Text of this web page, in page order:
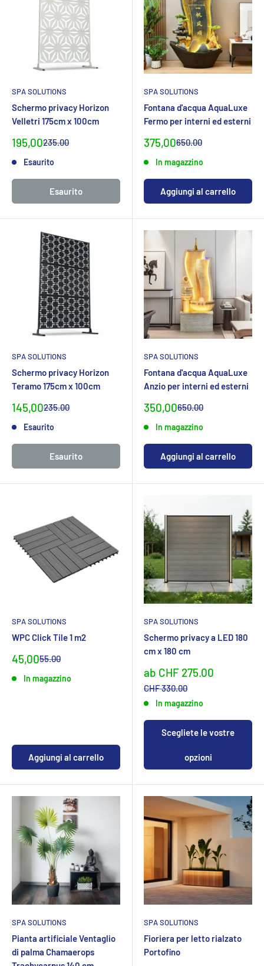
SPA SOLUTIONS
Schermo privacy Horizon
Velletri 175cm x 100cm
Prezzo
195,00Prezzo
235.00
Esaurito
Esaurito
SPA SOLUTIONS
Fontana d'acqua AquaLuxe
Fermo per interni ed esterni
Prezzo
375,00Prezzo
650.00
In magazzino
Aggiungi al carrello
SPA SOLUTIONS
Schermo privacy Horizon
Teramo 175cm x 100cm
Prezzo
145,00Prezzo
235.00
Esaurito
Esaurito
SPA SOLUTIONS
Fontana d'acqua AquaLuxe
Anzio per interni ed esterni
Prezzo
350,00Prezzo
650.00
In magazzino
Aggiungi al carrello
SPA SOLUTIONS
WPC Click Tile 1 m2
Prezzo
45,00Prezzo
55.00
In magazzino
Aggiungi al carrello
SPA SOLUTIONS
Schermo privacy a LED 180
cm x 180 cm
Sonderpreis
ab CHF 275.00
Normalpreis
CHF 330.00
In magazzino
Scegliete le vostre
opzioni
SPA SOLUTIONS
Pianta artificiale Ventaglio
di palma Chamaerops
SPA SOLUTIONS
Fioriera per letto rialzato
Portofino